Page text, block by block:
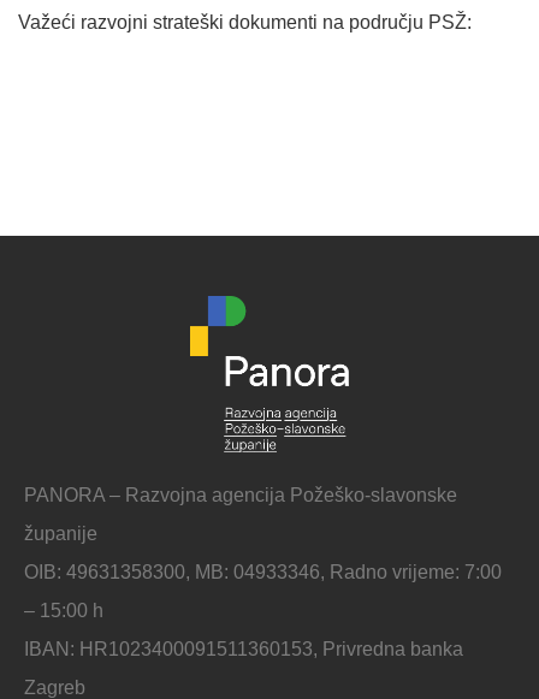
Važeći razvojni strateški dokumenti na području PSŽ:
PANORA – Razvojna agencija Požeško-slavonske
županije
OIB: 49631358300, MB: 04933346, Radno vrijeme: 7:00
– 15:00 h
IBAN: HR1023400091511360153, Privredna banka
Zagreb